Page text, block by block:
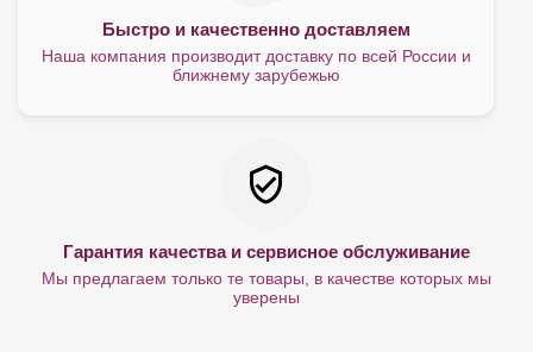
Быстро и качественно доставляем
Наша компания производит доставку по всей России и
ближнему зарубежью
Гарантия качества и сервисное обслуживание
Мы предлагаем только те товары, в качестве которых мы
уверены